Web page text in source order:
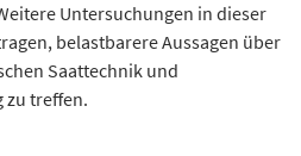
Untersuchungen in dieser
belastbarere Aussagen über
Saattechnik und
zu treffen.